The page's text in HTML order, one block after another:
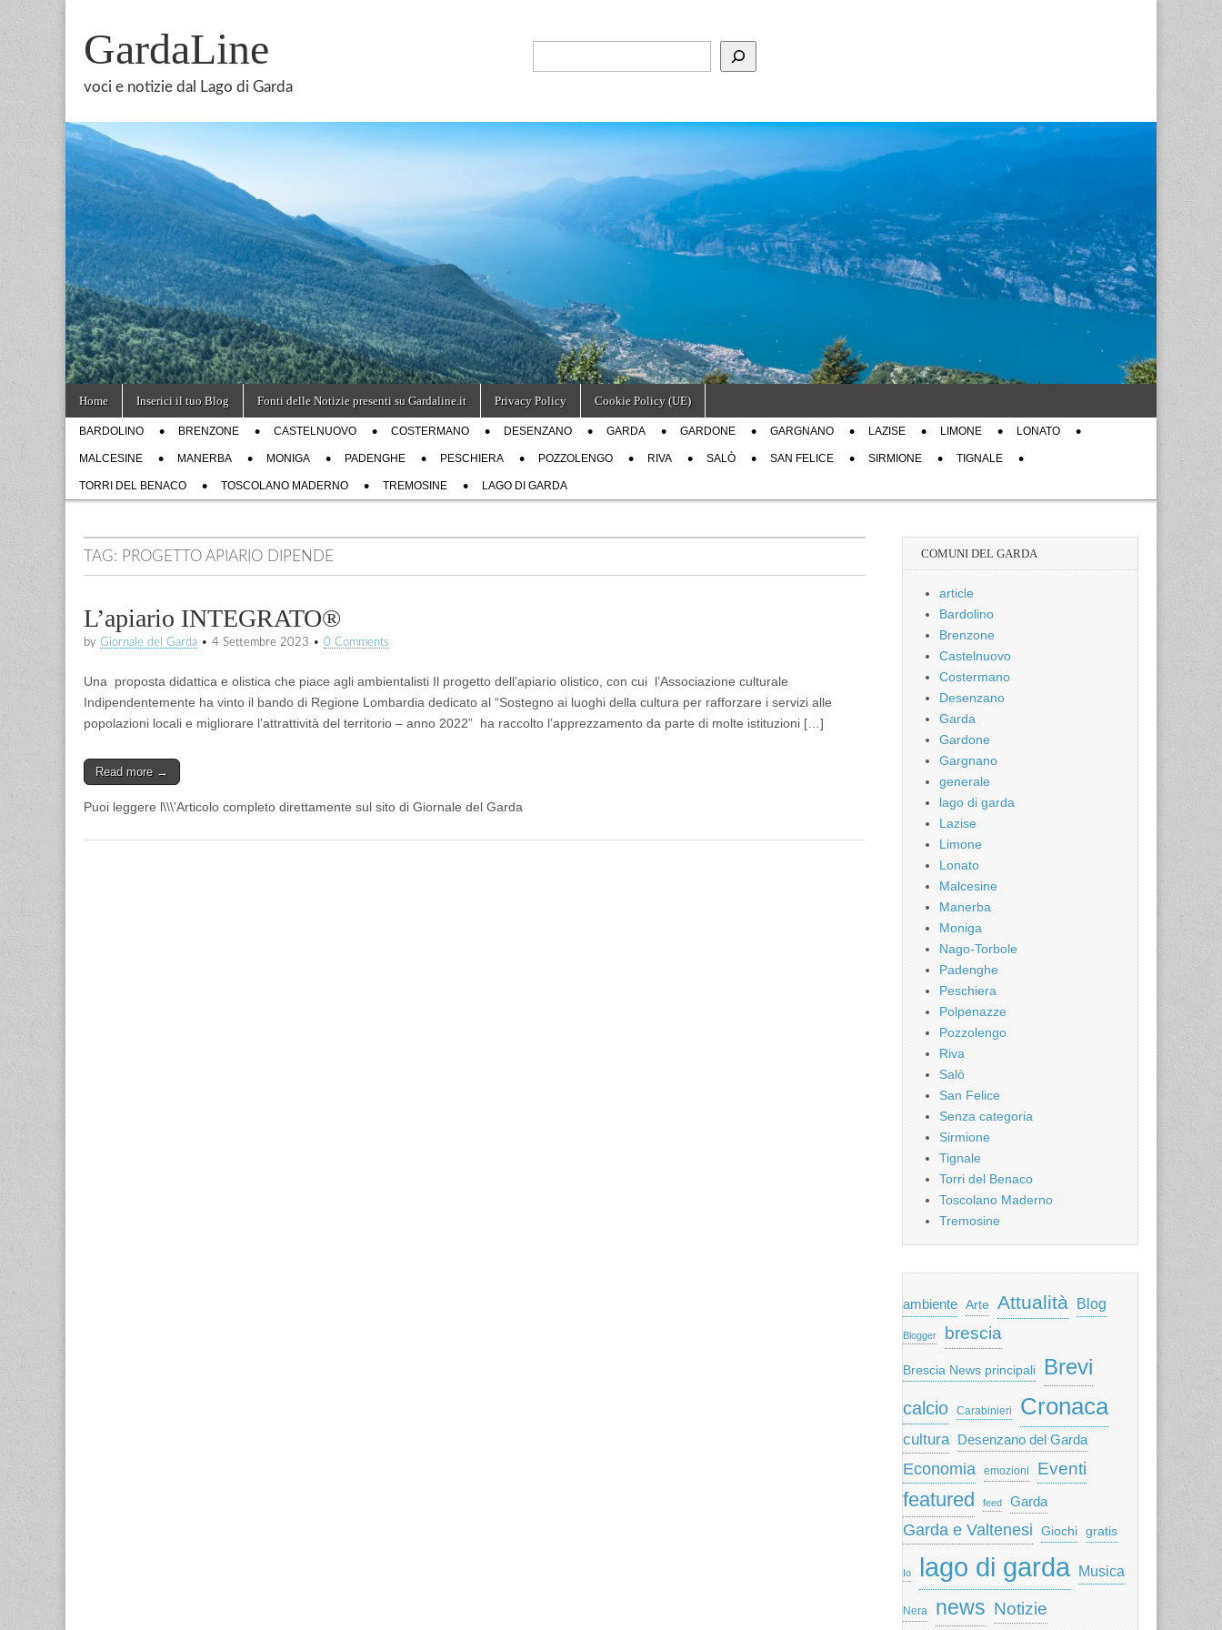
GardaLine
voci e notizie dal Lago di Garda
Main
menu
content
Home Inserici il tuo Blog Fonti delle Notizie presenti su Gardaline.it Privacy Policy Cookie Policy (UE)
SubBARDOLINO BRENZONE CASTELNUOVO COSTERMANO DESENZANO GARDA GARDONE GARGNANO LAZISE LIMONE LONATO
MALCESINE MANERBA MONIGA PADENGHE PESCHIERA POZZOLENGO RIVA SALÒ SAN FELICE SIRMIONE TIGNALE
TORRI DEL BENACO TOSCOLANO MADERNO TREMOSINE LAGO DI GARDA
TAG: PROGETTO APIARIO DIPENDE
L’apiario INTEGRATO®
by Giornale del Garda • 4 Settembre 2023 • 0 Comments
Una proposta didattica e olistica che piace agli ambientalisti Il progetto dell’apiario olistico, con cui l’Associazione culturale
Indipendentemente ha vinto il bando di Regione Lombardia dedicato al “Sostegno ai luoghi della cultura per rafforzare i servizi alle
popolazioni locali e migliorare l’attrattività del territorio – anno 2022” ha raccolto l’apprezzamento da parte di molte istituzioni […]
Read more →
Puoi leggere l\\\’Articolo completo direttamente sul sito di Giornale del Garda
COMUNI DEL GARDA
article
Bardolino
Brenzone
Castelnuovo
Costermano
Desenzano
Garda
Gardone
Gargnano
generale
lago di garda
Lazise
Limone
Lonato
Malcesine
Manerba
Moniga
Nago-Torbole
Padenghe
Peschiera
Polpenazze
Pozzolengo
Riva
Salò
San Felice
Senza categoria
Sirmione
Tignale
Torri del Benaco
Toscolano Maderno
Tremosine
ambiente Arte Attualità Blog
Blogger brescia
Brescia News principali Brevi
calcio Carabinieri Cronaca
cultura Desenzano del Garda
Economia emozioni Eventi
featured feed Garda
Garda e Valtenesi Giochi gratis
Io lago di garda Musica
Nera news Notizie